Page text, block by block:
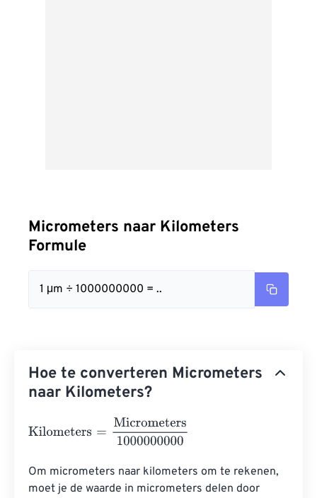
Micrometers naar Kilometers
Formule
1 μm ÷ 1000000000 = ..
Hoe te converteren Micrometers
naar Kilometers?
Kilometers Micrometers1000000000
Om micrometers naar kilometers om te rekenen,
moet je de waarde in micrometers delen door